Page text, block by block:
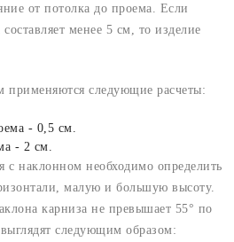
от потолка до проема. Если
менее 5 см, то изделие
применяются следующие расчеты:
- 0,5 см.
- 2 см.
с наклонном необходимо определить
малую и большую высоту.
карниза не превышает 55° по
следующим образом: